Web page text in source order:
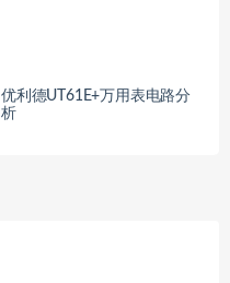
优利德UT61E+万用表电路分
析